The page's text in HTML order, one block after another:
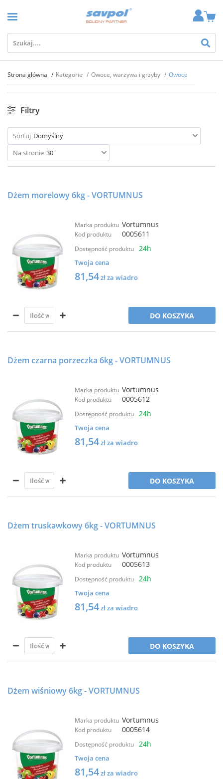
Strona główna Kategorie Owoce, warzywa i grzyby Owoce
Filtry
Sortuj Domyślny
Na stronie 30
Dżem morelowy 6kg - VORTUMNUS
Marka produktu Vortumnus
Kod produktu 0005611
Dostępność produktu 24h
Twoja cena
81,54zł za wiadro
DO KOSZYKA
Dżem czarna porzeczka 6kg - VORTUMNUS
Marka produktu Vortumnus
Kod produktu 0005612
Dostępność produktu 24h
Twoja cena
81,54zł za wiadro
DO KOSZYKA
Dżem truskawkowy 6kg - VORTUMNUS
Marka produktu Vortumnus
Kod produktu 0005613
Dostępność produktu 24h
Twoja cena
81,54zł za wiadro
DO KOSZYKA
Dżem wiśniowy 6kg - VORTUMNUS
Marka produktu Vortumnus
Kod produktu 0005614
Dostępność produktu 24h
Twoja cena
81,54zł za wiadro